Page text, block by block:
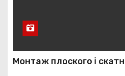
Монтаж плоского і